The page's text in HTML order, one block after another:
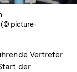
(© picture-
Vertreter
der